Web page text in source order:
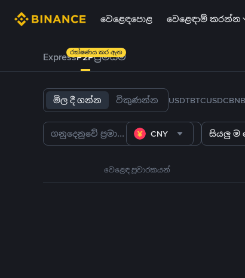
වෙළෙඳපොළ වෙළෙඳාම් කරන්න
ExpressP2Pප්‍රිමියම්
රක්ෂණය කර ඇත
මිල දී ගන්න විකුණන්න USDTBTCUSDCBNB
CNY සියලු ම
වෙළෙඳ ප්‍රචාරකයන්